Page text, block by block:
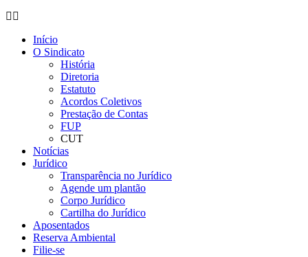
Início
O Sindicato
História
Diretoria
Estatuto
Acordos Coletivos
Prestação de Contas
FUP
CUT
Notícias
Jurídico
Transparência no Jurídico
Agende um plantão
Corpo Jurídico
Cartilha do Jurídico
Aposentados
Reserva Ambiental
Filie-se